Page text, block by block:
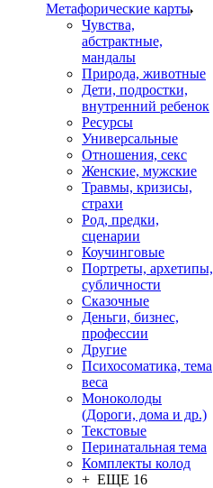
Mетафорические карты
Чувства,
абстрактные,
мандалы
Природа, животные
Дети, подростки,
внутренний ребенок
Ресурсы
Универсальные
Отношения, секс
Женские, мужские
Травмы, кризисы,
страхи
Род, предки,
сценарии
Коучинговые
Портреты, архетипы,
субличности
Сказочные
Деньги, бизнес,
профессии
Другие
Психосоматика, тема
веса
Моноколоды
(Дороги, дома и др.)
Текстовые
Перинатальная тема
Комплекты колод
+ ЕЩЕ 16